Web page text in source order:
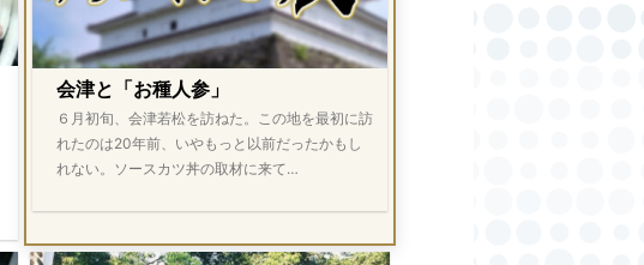
会津と「お種人参」
６月初旬、会津若松を訪ねた。この地を最初に訪
れたのは20年前、いやもっと以前だったかもし
れない。ソースカツ丼の取材に来て…